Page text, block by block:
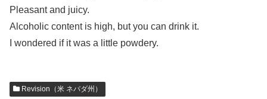
Pleasant and juicy.
Alcoholic content is high, but you can drink it.
I wondered if it was a little powdery.
Revision（米 ネバダ州）